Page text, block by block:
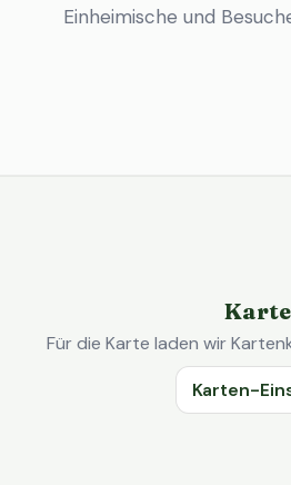
Einheimische und
Karte
Für die Karte laden wir
Karten-